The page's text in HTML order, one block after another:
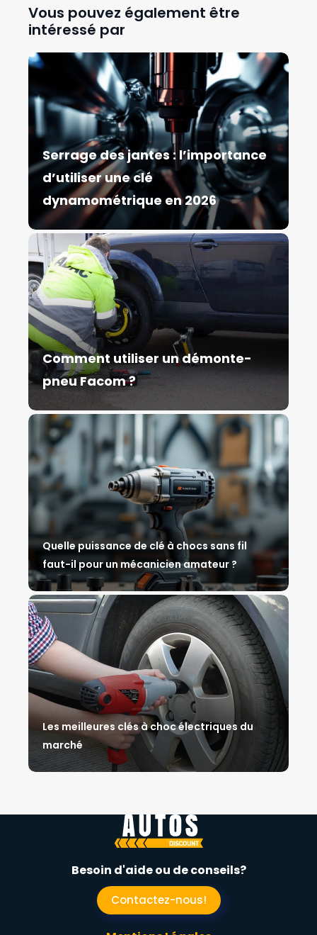
Vous pouvez également être
intéressé par
Serrage des jantes : l’importance
d’utiliser une clé
dynamométrique en 2026
Quelle puissance de clé à chocs sans fil
faut-il pour un mécanicien amateur ?
Les meilleures clés à choc électriques du
marché
Comment utiliser un démonte-
pneu Facom ?
Besoin d'aide ou de conseils?
Contactez-nous!